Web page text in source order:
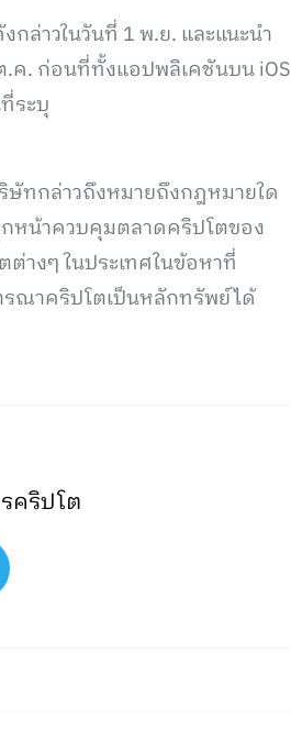
ล่าวในวันที่ 1 พ.ย. และแนะนำ
.ค. ก่อนที่ทั้งแอปพลิเคชันบน iOS
ระบุ
ษัทกล่าวถึงหมายถึงกฎหมายใด
กหน้าควบคุมตลาดคริปโตของ
างๆ ในประเทศในข้อหาที่
รณาคริปโตเป็นหลักทรัพย์ได้
คริปโต